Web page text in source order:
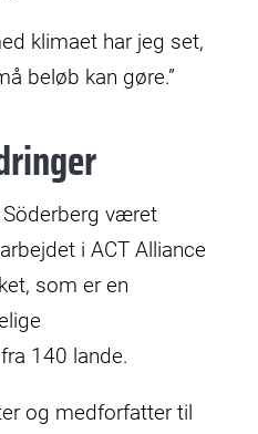
klimaet har jeg set,
beløb kan gøre.”
været
i ACT Alliance
som er en
140 lande.
og medforfatter til